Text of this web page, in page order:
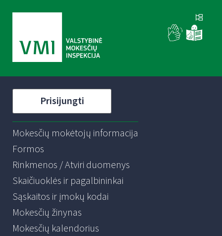
Prisijungti
Mokesčių mokėtojų informacija
Formos
Rinkmenos / Atviri duomenys
Skaičiuoklės ir pagalbininkai
Sąskaitos ir įmokų kodai
Mokesčių žinynas
Mokesčių kalendorius